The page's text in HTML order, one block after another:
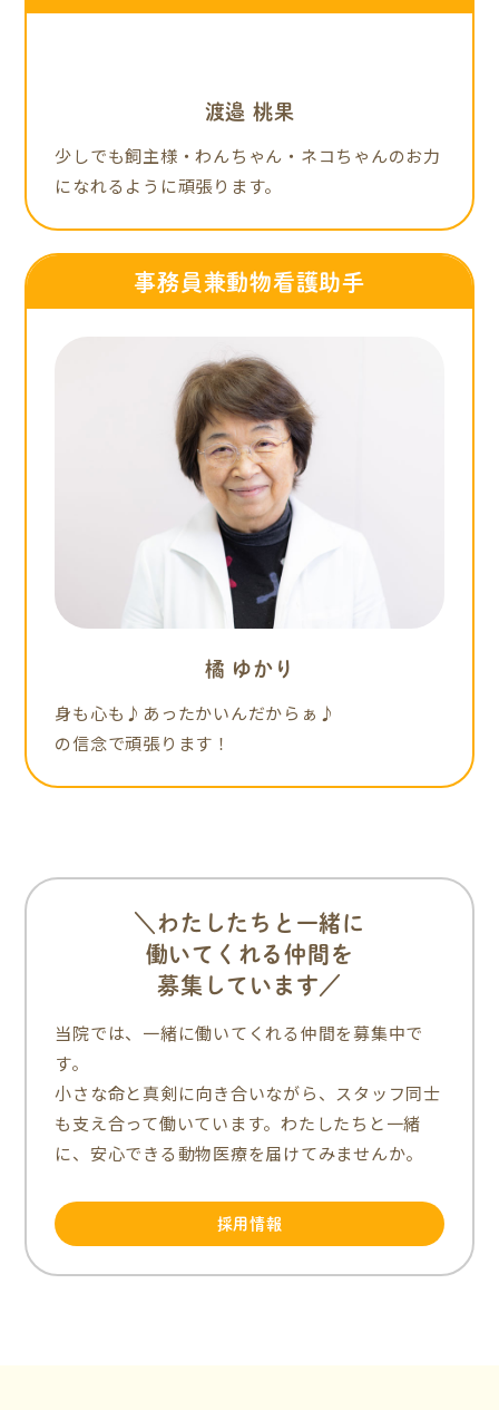
渡邉 桃果
少しでも飼主様・わんちゃん・ネコちゃんのお力
になれるように頑張ります。
事務員兼動物看護助手
橘 ゆかり
身も心も♪あったかいんだからぁ♪
の信念で頑張ります！
＼わたしたちと一緒に
働いてくれる仲間を
募集しています／
当院では、一緒に働いてくれる仲間を募集中で
す。
小さな命と真剣に向き合いながら、スタッフ同士
も支え合って働いています。わたしたちと一緒
に、安心できる動物医療を届けてみませんか。
採用情報